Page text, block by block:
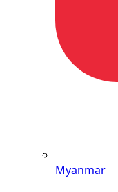
Myanmar